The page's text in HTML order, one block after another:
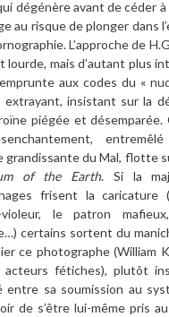
dégénère avant de céder
au risque de plonger dans
L’approche de
lourde, mais d’autant plus
emprunte aux codes du «
extrayant, insistant sur la
piégée et désemparée.
grandissante du Mal, flotte
of the Earth. Si la
frisent la caricature
violeur, le patron
certains sortent du
ce photographe (William
fétiches), plutôt
entre sa soumission au
de s’être lui-même pris